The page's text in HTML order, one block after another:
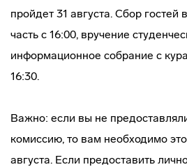
пройдет 31 августа. Сбор гостей
часть с 16:00, вручение
информационное собрание с
16:30.
Важно: если вы не
комиссию, то вам необходимо
августа. Если предоставить